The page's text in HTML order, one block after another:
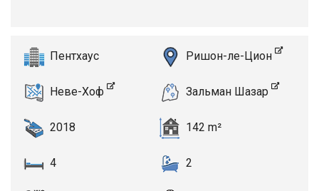
Пентхаус Ришон-ле-Цион
Неве-Хоф Зальман Шазар
2018 142 m²
4 2